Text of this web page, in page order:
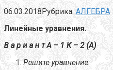
06.03.2018Рубрика: АЛГЕБРА
Линейные уравнения.
В а р и а н т А – 1 К – 2 (А)
Решите уравнение: